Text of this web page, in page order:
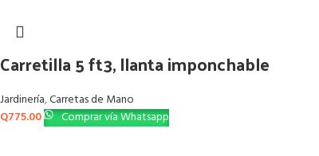
Carretilla 5 ft3, llanta imponchable
Jardinería,Carretas de Mano
Q775.00 Comprar vía Whatsapp